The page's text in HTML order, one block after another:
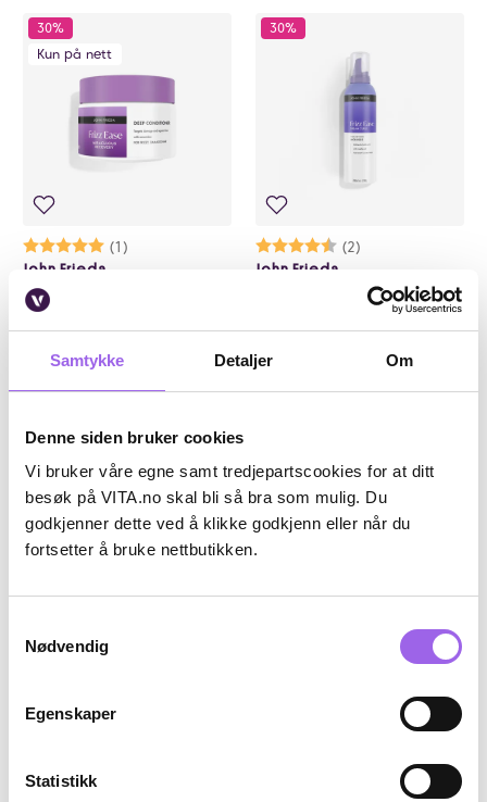
Samtykke Detaljer Om
Denne siden bruker cookies
Vi bruker våre egne samt tredjepartscookies for at ditt
besøk på VITA.no skal bli så bra som mulig. Du
godkjenner dette ved å klikke godkjenn eller når du
fortsetter å bruke nettbutikken.
Nødvendig
Egenskaper
Statistikk
30%
Kun på nett
Karakter:
(1)
5.0 av 5 mulige
John Frieda
John Frieda Frizz Ease
Miraculous Recovery Deep
Conditioner 250ml
Utilgjengelig i butikk
125,30125.3 i stedet for 179 NOK, du sparer 53.7
179,-
Kjøp
30%
Karakter:
(2)
4.5 av 5 mulige
John Frieda
John Frieda Frizz Ease Dream
Curls Curl Reviver Mousse 200ml
På lager i 103 butikker
125,30125.3 i stedet for
179,-
30%
Up Dry Texture Spray 200ml
30%
Kun på nett
John Frieda Brilliant Brunette
Colour Vibrancy Shampoo